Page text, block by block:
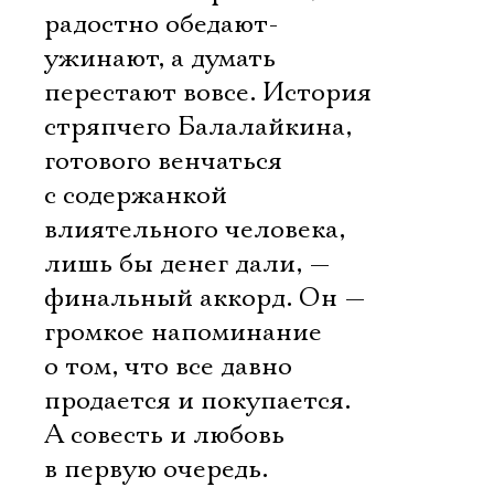
радостно обедают-
ужинают, а думать
перестают вовсе. История
стряпчего Балалайкина,
готового венчаться
с содержанкой
влиятельного человека,
лишь бы денег дали, —
финальный аккорд. Он —
громкое напоминание
о том, что все давно
продается и покупается.
А совесть и любовь
в первую очередь.